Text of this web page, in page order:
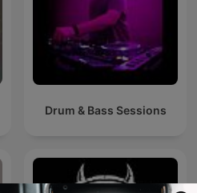
Drum & Bass Sessions